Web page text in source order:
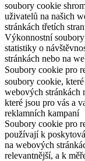
soubory cookie
uživatelů na našich
stránkách třetích stran
Výkonnostní
statistiky o
stránkách nebo na
Soubory cookie pro
soubory cookie,
webových stránkách
které jsou pro vás a
reklamních kampaní
Soubory cookie pro
používají k
na webových
relevantnější, a k